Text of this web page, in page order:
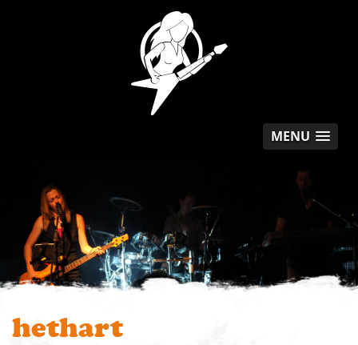
MENU
hethart